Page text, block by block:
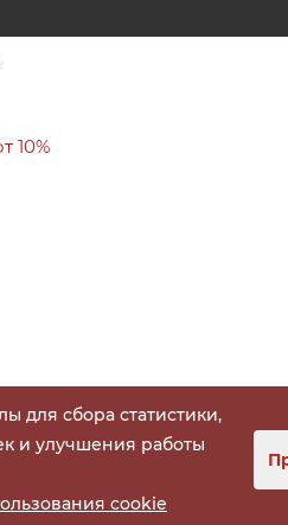
10%
для сбора статистики,
и улучшения работы
cookie